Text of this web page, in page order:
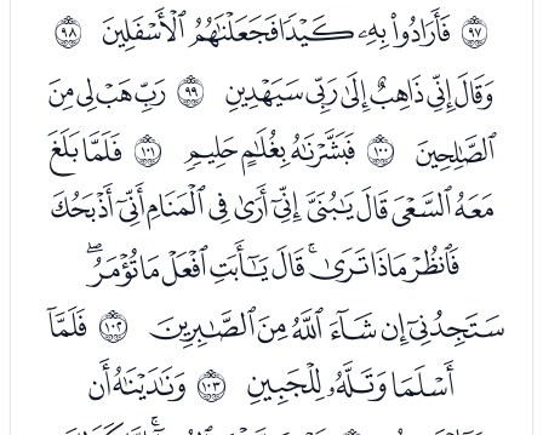
ﱠﯢﯣﯤﯥﯦ ﱡ
ﯨﯩﯪﯫﯬﯭ ﱢﯯﯰﯱﯲ
ﯳ ﱣﯵﯶﯷ ﱤ ﯹﯺ
ﯻﯼﯽﯾﯿﰀﰁﰂﰃﰄ
ﰅﰆﰇﰈﰉﰊﰋﰌﰍﰎ
ﰏﰐﰑﰒﰓﰔ ﱥ ﭑ
ﭒﭓﭔ ﱦﭖﭗ